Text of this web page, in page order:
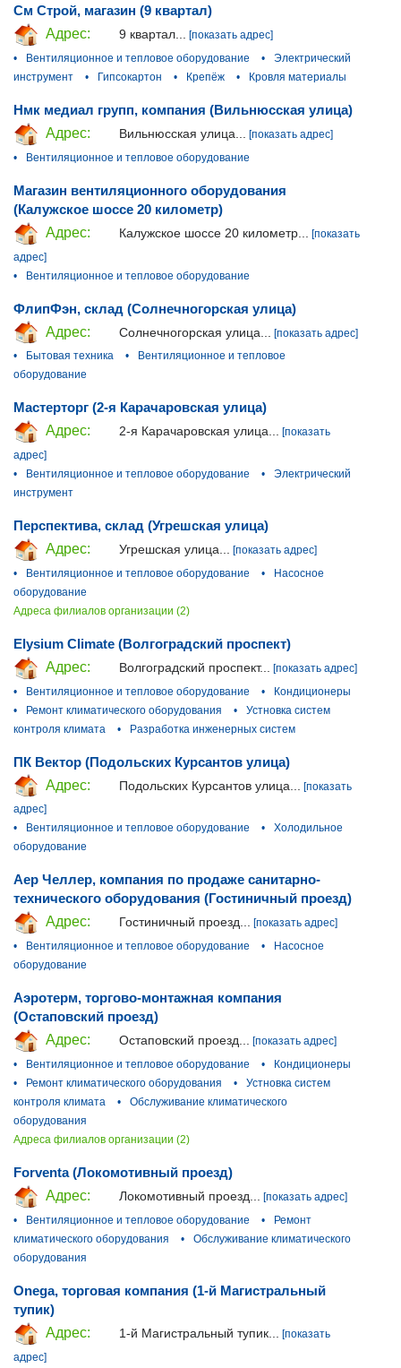
См Строй, магазин (9 квартал)
Адрес:
9 квартал... [показать адрес]
•
Вентиляционное и тепловое оборудование •
Электрический
инструмент
• Гипсокартон • Крепёж • Кровля материалы
Нмк медиал групп, компания (Вильнюсская улица)
Адрес:
Вильнюсская улица...
[показать адрес]
•
Вентиляционное и тепловое оборудование
Магазин вентиляционного оборудования
(Калужское шоссе 20 километр)
Адрес:
Калужское шоссе 20 километр...
[показать
адрес]
•
Вентиляционное и тепловое оборудование
ФлипФэн, склад (Солнечногорская улица)
Адрес:
Солнечногорская улица...
[показать адрес]
•
Бытовая техника •
Вентиляционное и тепловое
оборудование
Мастерторг (2-я Карачаровская улица)
Адрес:
2-я Карачаровская улица... [показать
адрес]
•
Вентиляционное и тепловое оборудование •
Электрический
инструмент
Перспектива, склад (Угрешская улица)
Адрес:
Угрешская улица...
[показать адрес]
•
Вентиляционное и тепловое оборудование •
Насосное
оборудование
Адреса филиалов организации (2)
Elysium Climate (Волгоградский проспект)
Адрес:
Волгоградский проспект...
[показать адрес]
•
Вентиляционное и тепловое оборудование •
Кондиционеры
•
Ремонт климатического оборудования •
Устновка систем
контроля климата
• Разработка инженерных систем
ПК Вектор (Подольских Курсантов улица)
Адрес:
Подольских Курсантов улица...
[показать
адрес]
•
Вентиляционное и тепловое оборудование •
Холодильное
оборудование
Аер Челлер, компания по продаже санитарно-
технического оборудования (Гостиничный проезд)
Адрес:
Гостиничный проезд... [показать адрес]
•
Вентиляционное и тепловое оборудование •
Насосное
оборудование
Аэротерм, торгово-монтажная компания
(Остаповский проезд)
Адрес:
Остаповский проезд... [показать адрес]
•
Вентиляционное и тепловое оборудование •
Кондиционеры
•
Ремонт климатического оборудования •
Устновка систем
контроля климата
•
Обслуживание климатического
оборудования
Адреса филиалов организации (2)
Forventa (Локомотивный проезд)
Адрес:
Локомотивный проезд...
[показать адрес]
•
Вентиляционное и тепловое оборудование •
Ремонт
климатического оборудования
•
Обслуживание климатического
оборудования
Onega, торговая компания (1-й Магистральный
тупик)
Адрес:
1-й Магистральный тупик...
[показать
адрес]